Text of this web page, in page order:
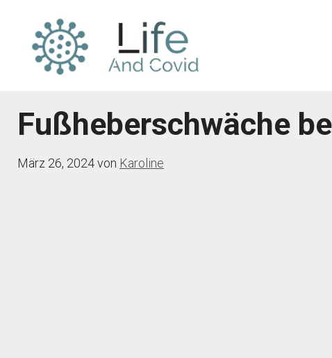
springen
Fußheberschwäche
März 26, 2024von Karoline